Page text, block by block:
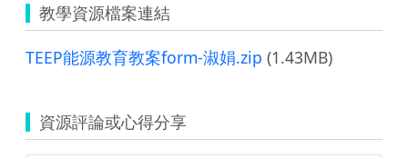
教學資源檔案連結
TEEP能源教育教案form-淑娟.zip (1.43MB)
資源評論或心得分享